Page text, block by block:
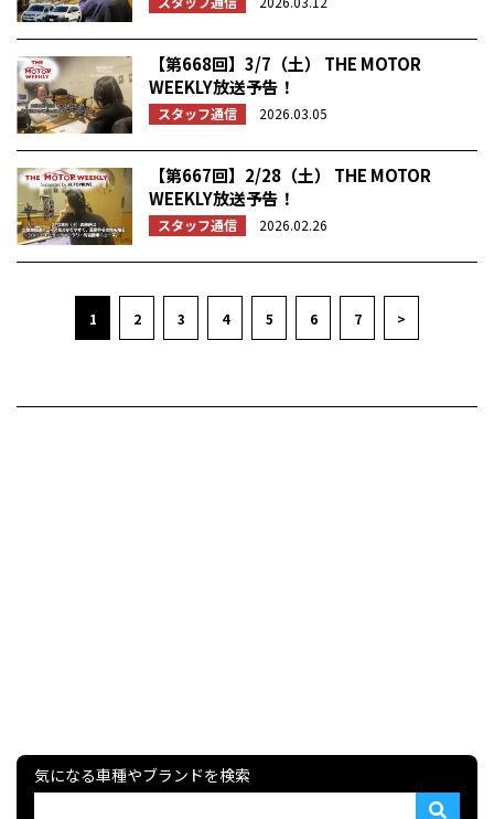
【第668回】3/7（土） THE MOTOR
WEEKLY放送予告！
スタッフ通信 2026.03.05
【第667回】2/28（土） THE MOTOR
WEEKLY放送予告！
スタッフ通信 2026.02.26
1 2 3 4 5 6 7 >
気になる車種やブランドを検索